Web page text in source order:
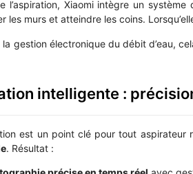
l’aspiration, Xiaomi intègre un
les murs et atteindre les coins.
la gestion électronique du débit d’eau,
intelligente :
est un point clé pour tout aspirateur
. Résultat :